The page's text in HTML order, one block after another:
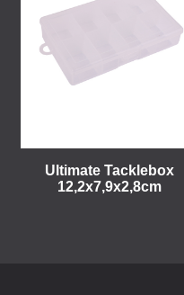
Ultimate Tacklebox
12,2x7,9x2,8cm